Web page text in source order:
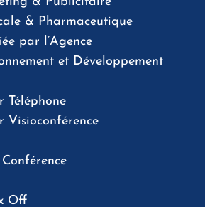
& Pharmaceutique
par l’Agence
et Développement
Téléphone
Visioconférence
Off